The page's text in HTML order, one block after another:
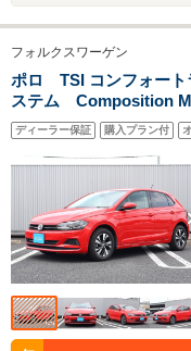
フォルクスワーゲン
ポロ TSI コンフォー
ステム Composition
シュブレーキシステム
ディーラー保証 購入プラン付